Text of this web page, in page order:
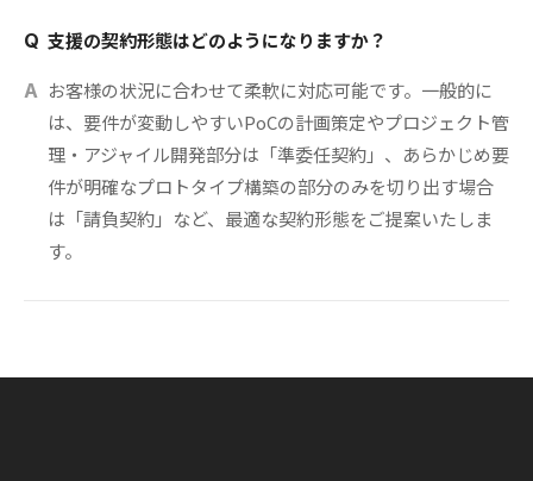
Q 支援の契約形態はどのようになりますか？
A お客様の状況に合わせて柔軟に対応可能です。一般的に
は、要件が変動しやすいPoCの計画策定やプロジェクト管
理・アジャイル開発部分は「準委任契約」、あらかじめ要
件が明確なプロトタイプ構築の部分のみを切り出す場合
は「請負契約」など、最適な契約形態をご提案いたしま
す。